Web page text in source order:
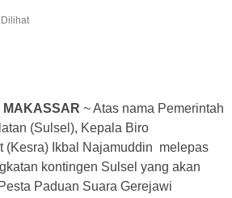
MAKASSAR ~ Atas nama Pemerintah
(Sulsel), Kepala Biro
(Kesra) Ikbal Najamuddin melepas
kontingen Sulsel yang akan
Paduan Suara Gerejawi